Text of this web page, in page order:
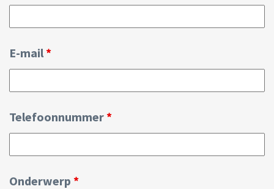
E-mail *
Telefoonnummer *
Onderwerp *